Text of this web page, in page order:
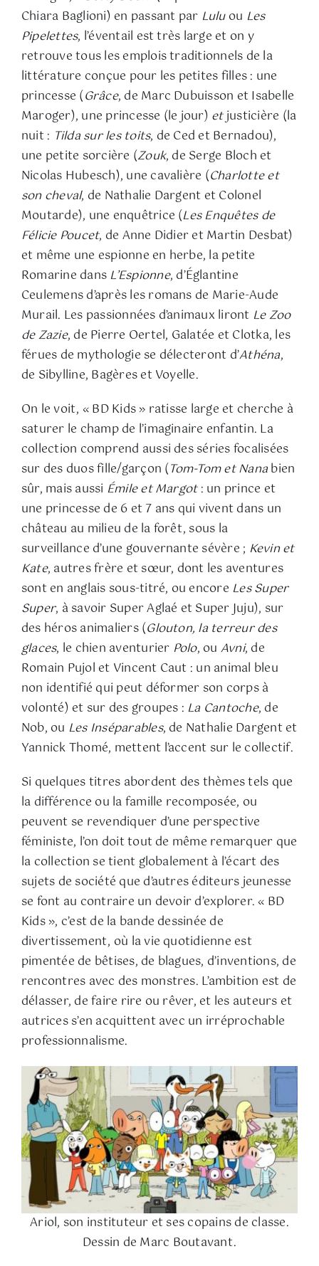
Chiara Baglioni) en passant par Luluou Les
Pipelettes, l’éventail est très large et on y
retrouve tous les emplois traditionnels de la
littérature conçue pour les petites filles : une
princesse (Grâce, de Marc Dubuisson et Isabelle
Maroger), une princesse (le jour) etjusticière (la
nuit : Tilda sur les toits, de Ced et Bernadou),
une petite sorcière (Zouk, de Serge Bloch et
Nicolas Hubesch), une cavalière (Charlotte et
son cheval, de Nathalie Dargent et Colonel
Moutarde), une enquêtrice (Les Enquêtes de
Félicie Poucet, de Anne Didier et Martin Desbat)
et même une espionne en herbe, la petite
Romarine dansL’Espionne, d’Églantine
Ceulemens d’après les romans de Marie-Aude
Murail. Les passionnées d’animaux liront Le Zoo
de Zazie, de Pierre Oertel, Galatée et Clotka, les
férues de mythologie se délecteront d’Athéna,
de Sibylline, Bagères et Voyelle.
On le voit, « BD Kids » ratisse large et cherche à
saturer le champ de l’imaginaire enfantin. La
collection comprend aussi des séries focalisées
sur des duos fille/garçon (Tom-Tom et Nanabien
sûr, mais aussi Émile et Margot: un prince et
une princesse de 6 et 7 ans qui vivent dans un
château au milieu de la forêt, sous la
surveillance d’une gouvernante sévère ; Kevin et
Kate, autres frère et sœur, dont les aventures
sont en anglais sous-titré, ou encore LesSuper
Super, à savoir Super Aglaé et Super Juju), sur
des héros animaliers (Glouton, la terreur des
glaces, le chien aventurier Polo, ou Avni, de
Romain Pujol et Vincent Caut : un animal bleu
non identifié qui peut déformer son corps à
volonté) et sur des groupes : La Cantoche, de
Nob, ou Les Inséparables, de Nathalie Dargent et
Yannick Thomé, mettent l’accent sur le collectif.
Si quelques titres abordent des thèmes tels que
la différence ou la famille recomposée, ou
peuvent se revendiquer d’une perspective
féministe, l’on doit tout de même remarquer que
la collection se tient globalement à l’écart des
sujets de société que d’autres éditeurs jeunesse
se font au contraire un devoir d’explorer. « BD
Kids », c’est de la bande dessinée de
divertissement, où la vie quotidienne est
pimentée de bêtises, de blagues, d’inventions, de
rencontres avec des monstres. L’ambition est de
délasser, de faire rire ou rêver, et les auteurs et
autrices s’en acquittent avec un irréprochable
professionnalisme.
Ariol, son instituteur et ses copains de classe.
Dessin de Marc Boutavant.